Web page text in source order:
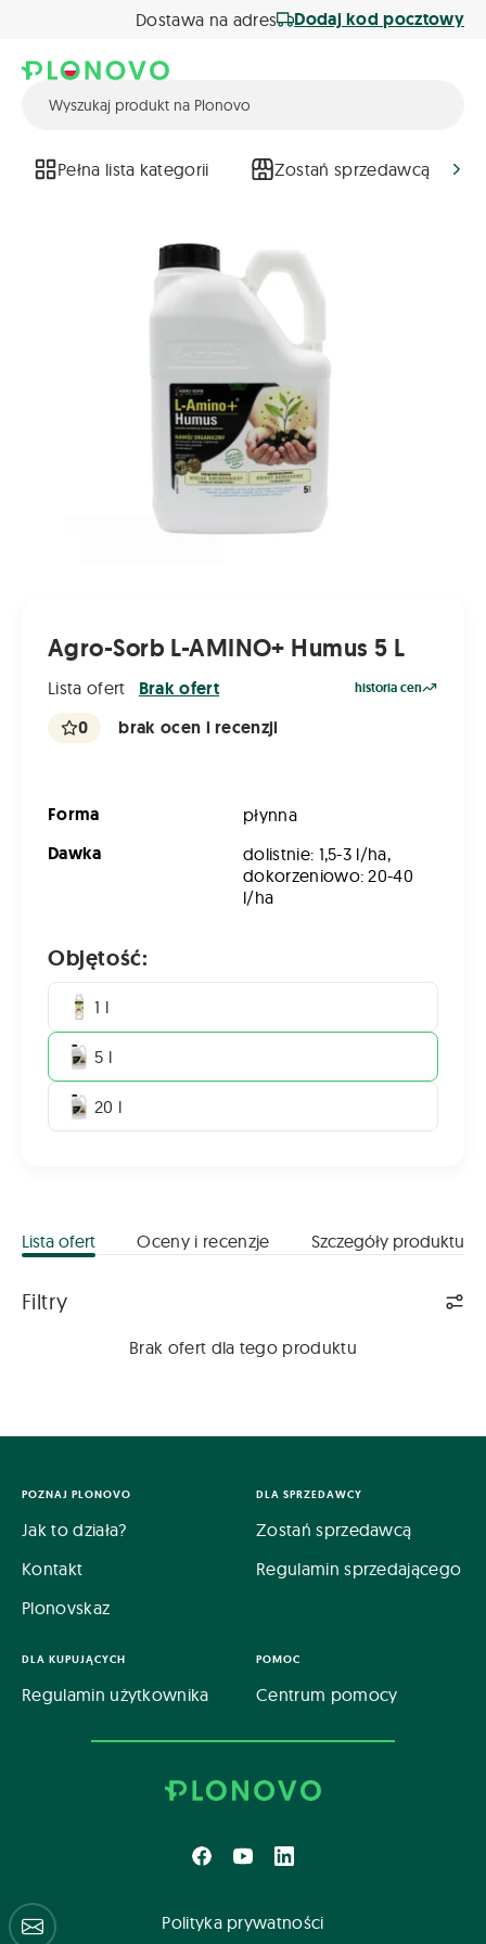
Dostawa na adres Dodaj kod pocztowy
Pełna lista kategorii Zostań sprzedawcą
Agro-Sorb L-AMINO+ Humus 5 L
Lista ofert Brak ofert historia cen
0 brak ocen i recenzji
Forma płynna
Dawka
dolistnie: 1,5-3 l/ha,
dokorzeniowo: 20-40
l/ha
Objętość:
1 l
5 l
20 l
Lista ofert Oceny i recenzje Szczegóły produktu
Filtry
Brak ofert dla tego produktu
POZNAJ PLONOVO
Jak to działa?
Kontakt
Plonovskaz
DLA SPRZEDAWCY
Zostań sprzedawcą
Regulamin sprzedającego
DLA KUPUJĄCYCH
Regulamin użytkownika
POMOC
Centrum pomocy
Polityka prywatności
Centrum pomocy